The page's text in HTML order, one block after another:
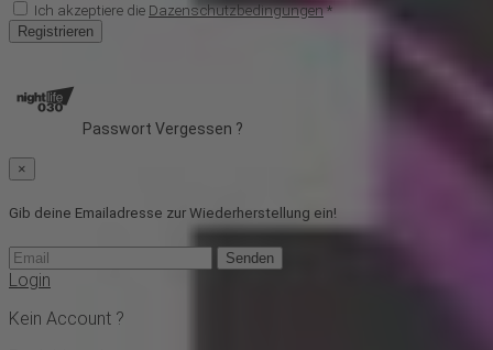
Ich akzeptiere die Dazenschutzbedingungen*
Registrieren
Passwort Vergessen ?
×
Gib deine Emailadresse zur Wiederherstellung ein!
Senden
Login
Kein Account ?